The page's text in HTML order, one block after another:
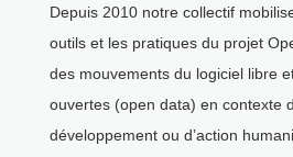
Depuis 2010 notre collectif
outils et les pratiques du projet
des mouvements du logiciel libre
ouvertes (open data) en contexte
développement ou d’action